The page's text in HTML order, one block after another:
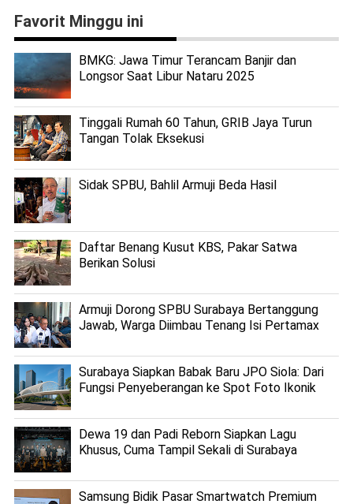
Favorit Minggu ini
BMKG: Jawa Timur Terancam Banjir dan
Longsor Saat Libur Nataru 2025
Tinggali Rumah 60 Tahun, GRIB Jaya Turun
Tangan Tolak Eksekusi
Sidak SPBU, Bahlil Armuji Beda Hasil
Daftar Benang Kusut KBS, Pakar Satwa
Berikan Solusi
Armuji Dorong SPBU Surabaya Bertanggung
Jawab, Warga Diimbau Tenang Isi Pertamax
Surabaya Siapkan Babak Baru JPO Siola: Dari
Fungsi Penyeberangan ke Spot Foto Ikonik
Dewa 19 dan Padi Reborn Siapkan Lagu
Khusus, Cuma Tampil Sekali di Surabaya
Samsung Bidik Pasar Smartwatch Premium